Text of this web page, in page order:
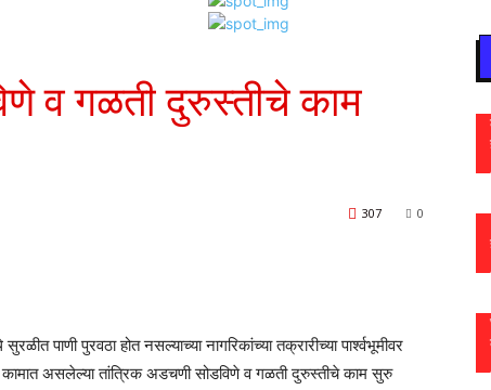
व गळती दुरुस्तीचे काम
0
307
पाणी पुरवठा होत नसल्याच्या नागरिकांच्या तक्रारीच्या पार्श्वभूमीवर
कामात असलेल्या तांत्रिक अडचणी सोडविणे व गळती दुरुस्तीचे काम सुरु